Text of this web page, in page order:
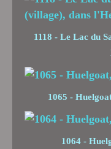
1118 - Le Lac du
1065 -
1064 -